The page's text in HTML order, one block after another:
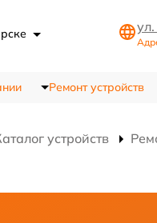
Ремонт устройств
устройств